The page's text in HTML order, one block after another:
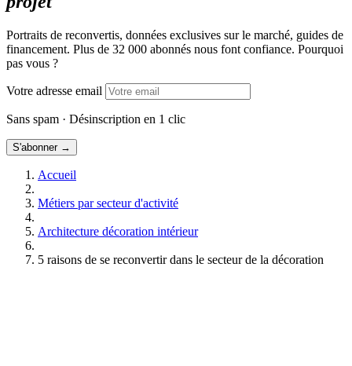
Portraits de reconvertis, données exclusives sur le marché, guides de
financement. Plus de 32 000 abonnés nous font confiance. Pourquoi
pas vous ?
Votre adresse email
Sans spam · Désinscription en 1 clic
S'abonner →
Accueil
Métiers par secteur d'activité
Architecture décoration intérieur
5 raisons de se reconvertir dans le secteur de la décoration